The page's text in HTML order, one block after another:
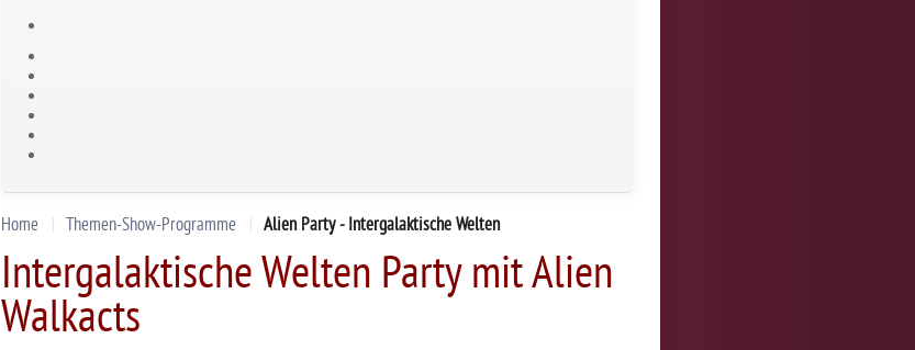
Home Themen-Show-Programme Alien Party - Intergalaktische Welten
Intergalaktische Welten Party mit Alien
Walkacts